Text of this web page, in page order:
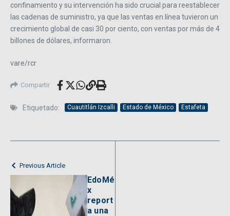
confinamiento y su intervención ha sido crucial para reestablecer
las cadenas de suministro, ya que las ventas en línea tuvieron un
crecimiento global de casi 30 por ciento, con ventas por más de 4
billones de dólares, informaron.
vare/rcr
Compartir
Etiquetado: Cuautitlán Izcalli Estado de México Estafeta
Previous Article
EdoMé
x
report
a una